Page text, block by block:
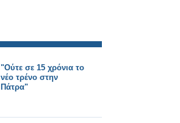
"Ούτε σε 15 χρόνια το
νέο τρένο στην
Πάτρα"